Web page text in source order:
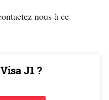
nous à ce
J1 ?